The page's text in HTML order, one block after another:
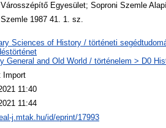
Egyesület; Soproni Szemle
1987 41. 1. sz.
Sciences of History / történeti
General and Old World / történelem > D0
Import
11:40
11:44
j.mtak.hu/id/eprint/17993